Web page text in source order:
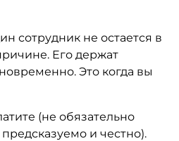
сотрудник не остается в
Его держат
Это когда вы
(не обязательно
и честно).